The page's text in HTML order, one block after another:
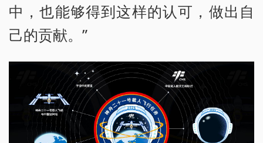
中，也能够得到这样的认可，做出自
己的贡献。”